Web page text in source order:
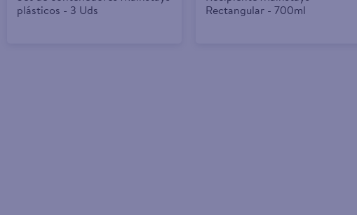
plásticos - 3 Uds
Rectangular - 700ml